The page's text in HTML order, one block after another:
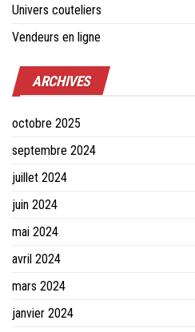
Univers couteliers
Vendeurs en ligne
ARCHIVES
octobre 2025
septembre 2024
juillet 2024
juin 2024
mai 2024
avril 2024
mars 2024
janvier 2024